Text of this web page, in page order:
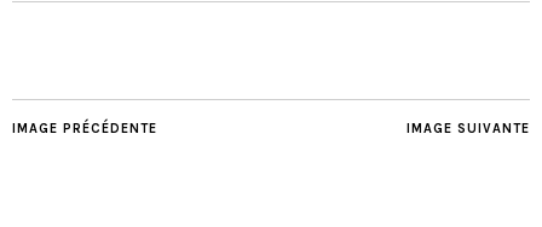
IMAGE SUIVANTE
IMAGE PRÉCÉDENTE